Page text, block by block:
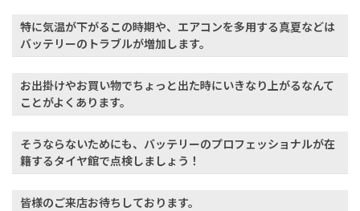
特に気温が下がるこの時期や、エアコンを多用する真夏などは
バッテリーのトラブルが増加します。
お出掛けやお買い物でちょっと出た時にいきなり上がるなんて
ことがよくあります。
そうならないためにも、バッテリーのプロフェッショナルが在
籍するタイヤ館で点検しましょう！
皆様のご来店お待ちしております。